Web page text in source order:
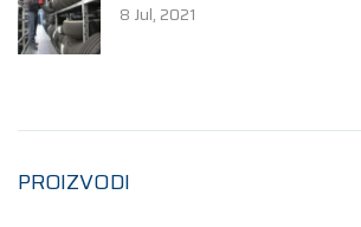
8 Jul, 2021
PROIZVODI